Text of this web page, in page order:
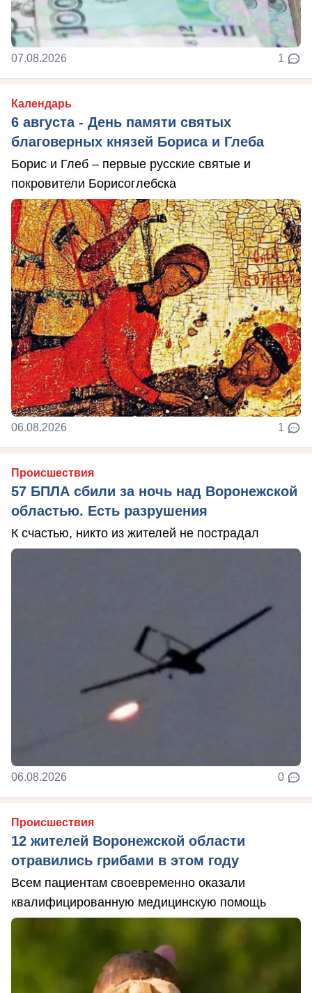
07.08.2026 1
Календарь
6 августа - День памяти святых
благоверных князей Бориса и Глеба
Борис и Глеб – первые русские святые и
покровители Борисоглебска
06.08.2026 1
Происшествия
57 БПЛА сбили за ночь над Воронежской
областью. Есть разрушения
К счастью, никто из жителей не пострадал
06.08.2026 0
Происшествия
12 жителей Воронежской области
отравились грибами в этом году
Всем пациентам своевременно оказали
квалифицированную медицинскую помощь